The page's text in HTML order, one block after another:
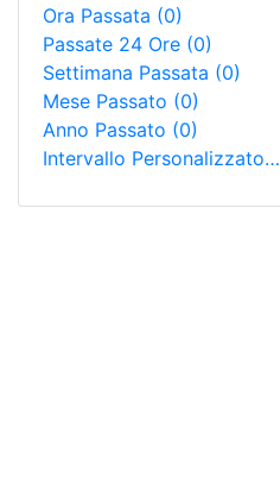
Ora Passata (0)
Passate 24 Ore (0)
Settimana Passata (0)
Mese Passato (0)
Anno Passato (0)
Intervallo Personalizzato…